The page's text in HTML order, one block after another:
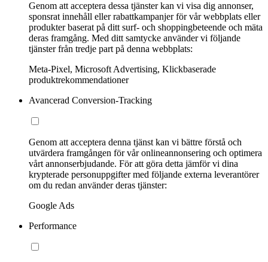
Genom att acceptera dessa tjänster kan vi visa dig annonser,
sponsrat innehåll eller rabattkampanjer för vår webbplats eller
produkter baserat på ditt surf- och shoppingbeteende och mäta
deras framgång. Med ditt samtycke använder vi följande
tjänster från tredje part på denna webbplats:
Meta-Pixel, Microsoft Advertising, Klickbaserade
produktrekommendationer
Avancerad Conversion-Tracking
Genom att acceptera denna tjänst kan vi bättre förstå och
utvärdera framgången för vår onlineannonsering och optimera
vårt annonserbjudande. För att göra detta jämför vi dina
krypterade personuppgifter med följande externa leverantörer
om du redan använder deras tjänster:
Google Ads
Performance